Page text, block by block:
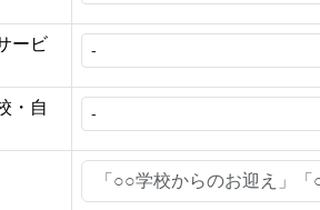
ービ
・自